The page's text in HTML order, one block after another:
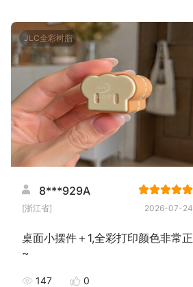
JLC全彩树脂
8***929A
[浙江省] 2026-07-24
桌面小摆件＋1,全彩打印颜色非常正
~
147 0